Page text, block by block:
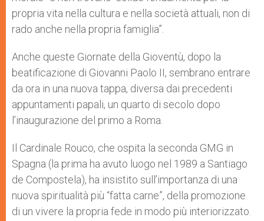
propria vita nella cultura e nella società attuali, non di
rado anche nella propria famiglia”.
Anche queste Giornate della Gioventù, dopo la
beatificazione di Giovanni Paolo II, sembrano entrare
da ora in una nuova tappa, diversa dai precedenti
appuntamenti papali, un quarto di secolo dopo
l’inaugurazione del primo a Roma.
Il Cardinale Rouco, che ospita la seconda GMG in
Spagna (la prima ha avuto luogo nel 1989 a Santiago
de Compostela), ha insistito sull’importanza di una
nuova spiritualità più “fatta carne”, della promozione
di un vivere la propria fede in modo più interiorizzato.